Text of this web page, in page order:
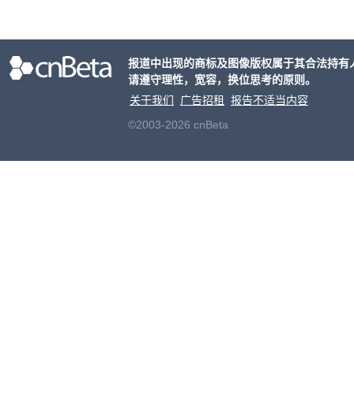
报道中出现的商标及图像版权属于其合法持
请遵守理性，宽容，换位思考的原则。
关于我们
广告招租
报告不适当内容
©2003-2026 cnBeta